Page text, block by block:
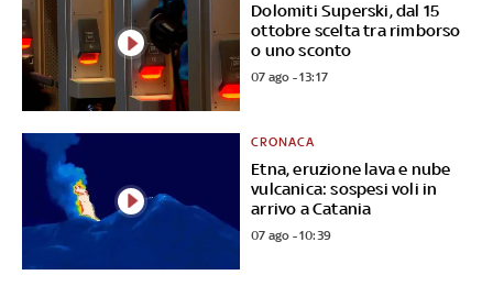
Dolomiti Superski, dal 15
ottobre scelta tra rimborso
o uno sconto
07 ago - 13:17
Etna, eruzione lava e nube
vulcanica: sospesi voli in
arrivo a Catania
CRONACA
07 ago - 10:39